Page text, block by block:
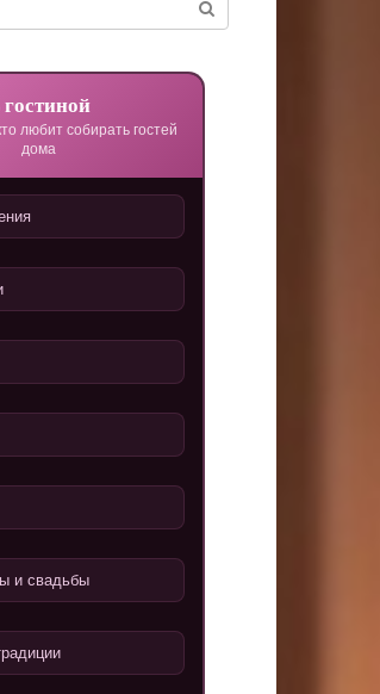
любит собирать гостей
дома
и свадьбы